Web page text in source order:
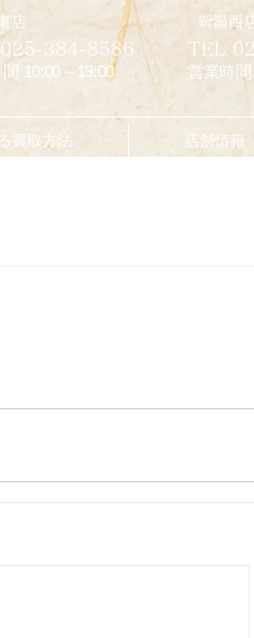
店
384-8586
10:00～19:00
新潟西
TEL
営業時
買取方法 店舗情報